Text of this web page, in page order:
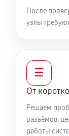
После
узлы
☰
От
Решаем
разъёмов,
работы